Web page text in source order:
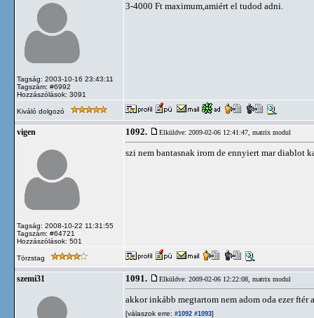
Tagság: 2003-10-16 23:43:11
Tagszám: #6992
Hozzászólások: 3091
3-4000 Ft maximum,amiért el tudod adni.
Kiváló dolgozó
vigen
Tagság: 2008-10-22 11:31:55
Tagszám: #64721
Hozzászólások: 501
1092. Elküldve: 2009-02-06 12:41:47, matrix modul
szi nem bantasnak irom de ennyiert mar diablot
Törzstag
szemi31 1091. Elküldve: 2009-02-06 12:22:08, matrix modul
akkor inkább megtartom nem adom oda ezer ftér
[válaszok erre: #1092 #1093]